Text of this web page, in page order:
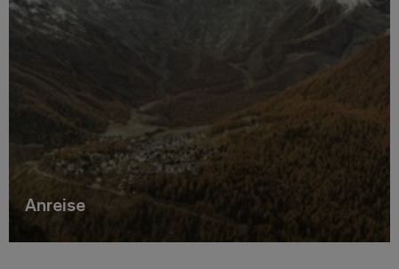
Anreise